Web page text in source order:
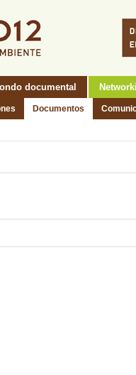
documental
Documentos